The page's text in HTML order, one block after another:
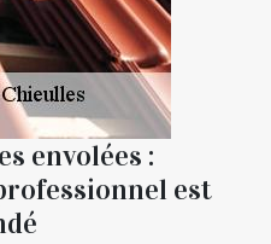
envolées :
est